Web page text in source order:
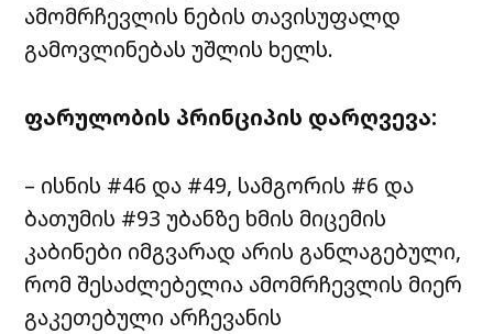
ამომრჩევლის ნების თავისუფალდ
გამოვლინებას უშლის ხელს.
ფარულობის პრინციპის დარღვევა:
– ისნის #46 და #49, სამგორის #6 და
ბათუმის #93 უბანზე ხმის მიცემის
კაბინები იმგვარად არის განლაგებული,
რომ შესაძლებელია ამომრჩევლის მიერ
გაკეთებული არჩევანის